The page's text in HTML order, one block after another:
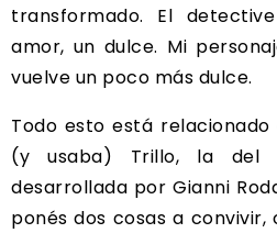
transformado. El
amor, un dulce. Mi
vuelve un poco más dulce.
Todo esto está
(y usaba) Trillo, la del
desarrollada por Gianni
ponés dos cosas a